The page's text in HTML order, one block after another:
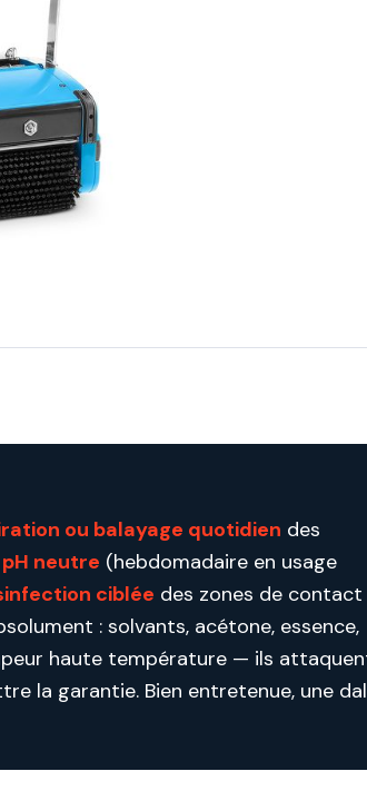
ou balayage quotidien des
neutre (hebdomadaire en usage
ciblée des zones de contact
: solvants, acétone, essence,
haute température — ils
la garantie. Bien entretenue, une